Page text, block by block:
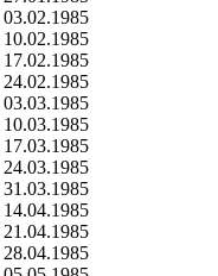
03.02.1985
10.02.1985
17.02.1985
24.02.1985
03.03.1985
10.03.1985
17.03.1985
24.03.1985
31.03.1985
14.04.1985
21.04.1985
28.04.1985